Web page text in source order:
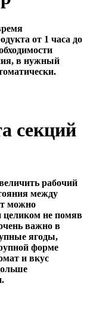
от 1 часа до
в нужный
секций
рабочий
между
можно
целиком не помяв
важно в
ягоды,
форме
и вкус